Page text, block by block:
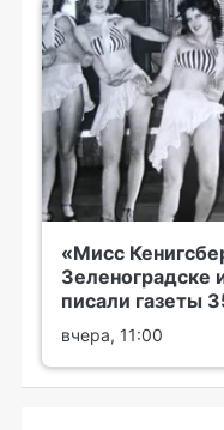
«Мисс
Зеленоградске
писали газеты
вчера, 11:00